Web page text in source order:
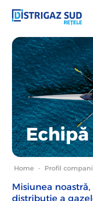
Home - Profil
Misiunea
distribuție a